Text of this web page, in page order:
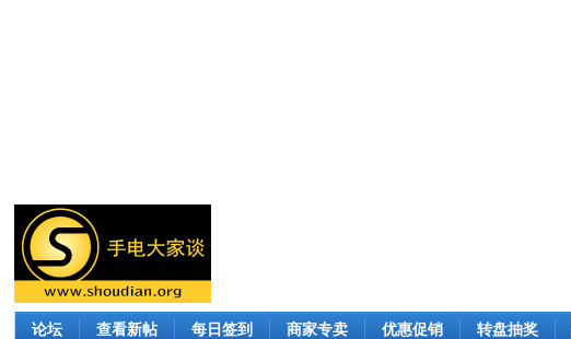
论坛 查看新帖 每日签到 商家专卖 优惠促销 转盘抽奖